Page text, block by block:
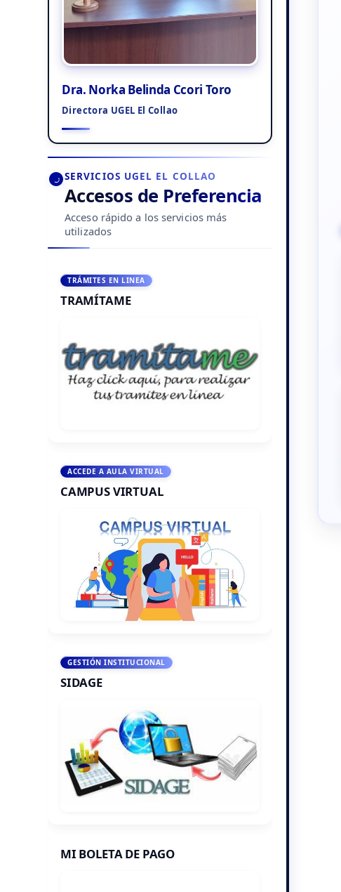
Dra. Norka Belinda Ccori Toro
Directora UGEL El Collao
SERVICIOS UGEL EL COLLAO
Accesos de Preferencia
Acceso rápido a los servicios más
utilizados
TRÁMITES EN LINEA
TRAMÍTAME
ACCEDE A AULA VIRTUAL
CAMPUS VIRTUAL
GESTIÓN INSTITUCIONAL
SIDAGE
MI BOLETA DE PAGO